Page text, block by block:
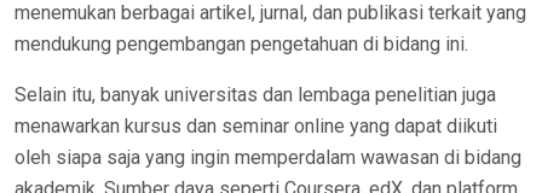
menemukan berbagai artikel, jurnal, dan publikasi terkait yang
mendukung pengembangan pengetahuan di bidang ini.
Selain itu, banyak universitas dan lembaga penelitian juga
menawarkan kursus dan seminar online yang dapat diikuti
oleh siapa saja yang ingin memperdalam wawasan di bidang